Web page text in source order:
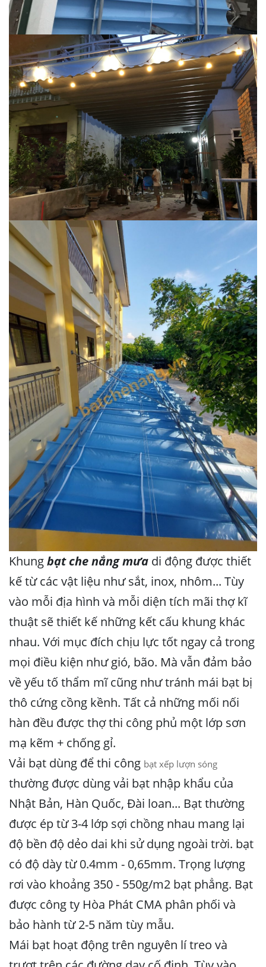
Khungbạt che nắng mưa di động được thiết
kế từ các vật liệu như sắt, inox, nhôm... Tùy
vào mỗi địa hình và mỗi diện tích mãi thợ kĩ
thuật sẽ thiết kế những kết cấu khung khác
nhau. Với mục đích chịu lực tốt ngay cả trong
mọi điều kiện như gió, bão. Mà vẫn đảm bảo
về yếu tố thẩm mĩ cũng như tránh mái bạt bị
thô cứng cồng kềnh. Tất cả những mối nối
hàn đều được thợ thi công phủ một lớp sơn
mạ kẽm + chống gỉ.
Vải bạt dùng để thi công bạt xếp lượn sóng
thường được dùng vải bạt nhập khẩu của
Nhật Bản, Hàn Quốc, Đài loan... Bạt thường
được ép từ 3-4 lớp sợi chồng nhau mang lại
độ bền độ dẻo dai khi sử dụng ngoài trời. bạt
có độ dày từ 0.4mm - 0,65mm. Trọng lượng
rơi vào khoảng 350 - 550g/m2 bạt phẳng. Bạt
được công ty Hòa Phát CMA phân phối và
bảo hành từ 2-5 năm tùy mẫu.
Mái bạt hoạt động trên nguyên lí treo và